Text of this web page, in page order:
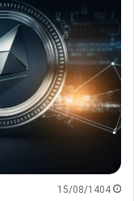
15/08/1404